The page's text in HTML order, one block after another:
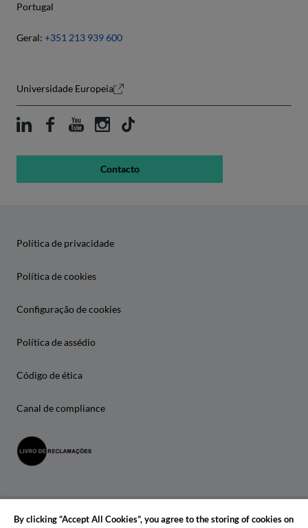
Portugal
Geral: +351 213 939 600
Universidade Europeia
Contacto
Política de privacidade
Política de cookies
Configuração de cookies
Política de assédio
Código de ética
Canal de compliance
By clicking “Accept All Cookies”, you agree to the storing of cookies on